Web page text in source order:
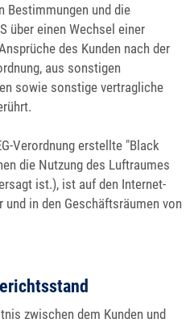
Bestimmungen und die
über einen Wechsel einer
des Kunden nach der
aus sonstigen
sowie sonstige vertragliche
Verordnung erstellte "Black
die Nutzung des Luftraumes
ist.), ist auf den Internet-
und in den Geschäftsräumen von
zwischen dem Kunden und